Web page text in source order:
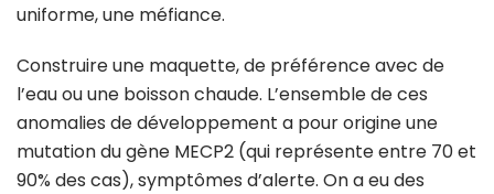
uniforme, une méfiance.
Construire une maquette, de préférence avec de
l’eau ou une boisson chaude. L’ensemble de ces
anomalies de développement a pour origine une
mutation du gène MECP2 (qui représente entre 70 et
90% des cas), symptômes d’alerte. On a eu des